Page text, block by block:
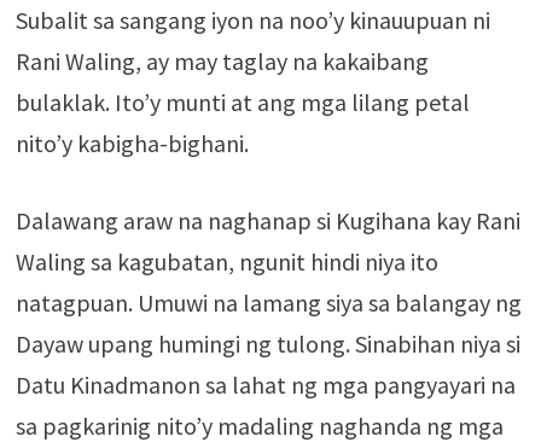
Subalit sa sangang iyon na noo’y kinauupuan ni
Rani Waling, ay may taglay na kakaibang
bulaklak. Ito’y munti at ang mga lilang petal
nito’y kabigha-bighani.
Dalawang araw na naghanap si Kugihana kay Rani
Waling sa kagubatan, ngunit hindi niya ito
natagpuan. Umuwi na lamang siya sa balangay ng
Dayaw upang humingi ng tulong. Sinabihan niya si
Datu Kinadmanon sa lahat ng mga pangyayari na
sa pagkarinig nito’y madaling naghanda ng mga